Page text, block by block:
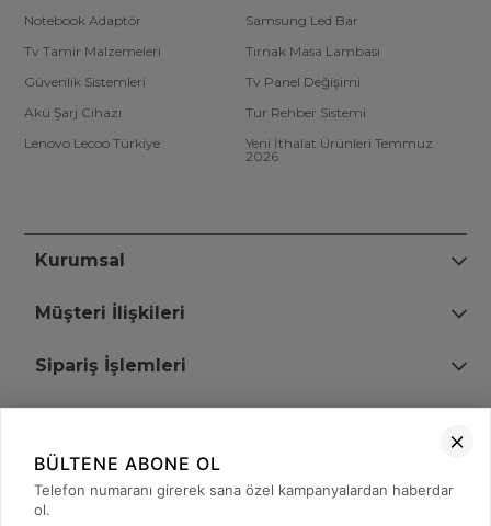
Notebook Adaptör
Samsung Led Bar
Tv Tamir Malzemeleri
Tırnak Masa Lambası
Güvenlik Sistemleri
Tv Panel Değişimi
Akü Şarj Cihazı
Tur Rehber Sistemi
Lenovo Lecoo Türkiye
Yeni İthalat Ürünleri Temmuz
2026
Kurumsal
Müşteri İlişkileri
Sipariş İşlemleri
+90 (850) 473 08 08
BÜLTENE ABONE OL
Telefon numaranı girerek sana özel kampanyalardan haberdar
ol.